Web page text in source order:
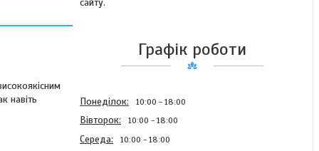
навіть
сайту.
Графік роботи
Понеділок 10:00 18:00
Вівторок 10:00 18:00
Середа 10:00 18:00